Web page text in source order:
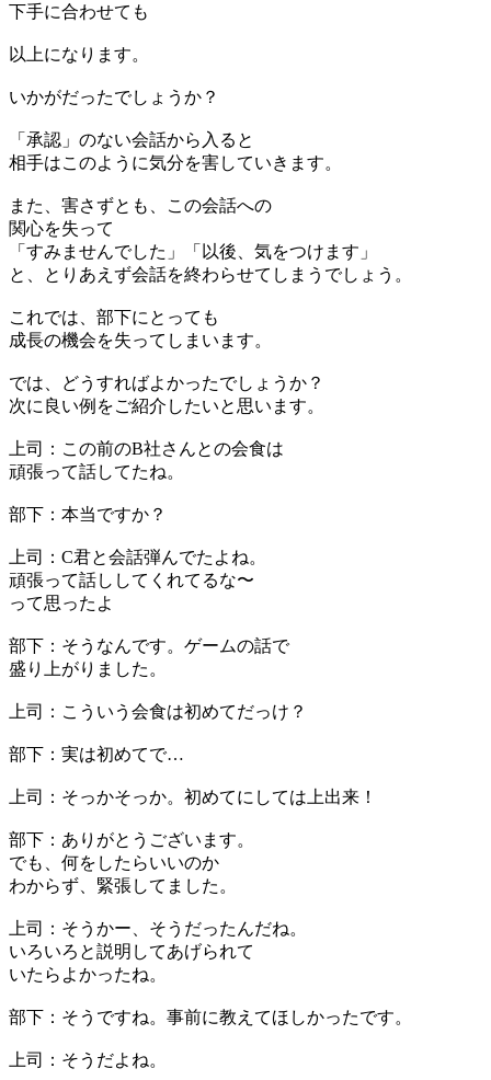
下手に合わせても
以上になります。
いかがだったでしょうか？
「承認」のない会話から入ると
相手はこのように気分を害していきます。
また、害さずとも、この会話への
関心を失って
「すみませんでした」「以後、気をつけます」
と、とりあえず会話を終わらせてしまうでしょう。
これでは、部下にとっても
成長の機会を失ってしまいます。
では、どうすればよかったでしょうか？
次に良い例をご紹介したいと思います。
上司：この前のB社さんとの会食は
頑張って話してたね。
部下：本当ですか？
上司：C君と会話弾んでたよね。
頑張って話ししてくれてるな〜
って思ったよ
部下：そうなんです。ゲームの話で
盛り上がりました。
上司：こういう会食は初めてだっけ？
部下：実は初めてで…
上司：そっかそっか。初めてにしては上出来！
部下：ありがとうございます。
でも、何をしたらいいのか
わからず、緊張してました。
上司：そうかー、そうだったんだね。
いろいろと説明してあげられて
いたらよかったね。
部下：そうですね。事前に教えてほしかったです。
上司：そうだよね。